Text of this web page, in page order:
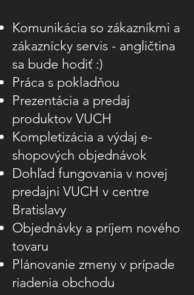
Komunikácia so zákazníkmi a
zákaznícky servis - angličtina
sa bude hodiť :)
Práca s pokladňou
Prezentácia a predaj
produktov VUCH
Kompletizácia a výdaj e-
shopových objednávok
Dohľad fungovania v novej
predajni VUCH v centre
Bratislavy
Objednávky a príjem nového
tovaru
Plánovanie zmeny v prípade
riadenia obchodu